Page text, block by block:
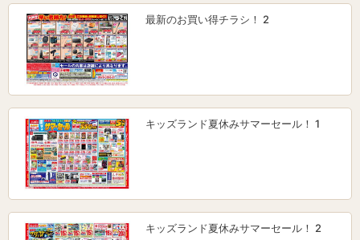
最新のお買い得チラシ！ 2
キッズランド夏休みサマーセール！ 1
キッズランド夏休みサマーセール！ 2